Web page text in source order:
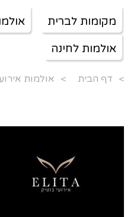
מקומות לברית
אולמות לחינה
> דף הבית > אולמות